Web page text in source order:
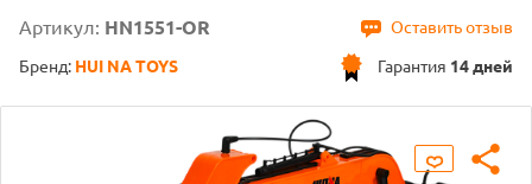
Артикул: HN1551-OR
Оставить отзыв
Гарантия 14 дней
Бренд: HUI NA TOYS